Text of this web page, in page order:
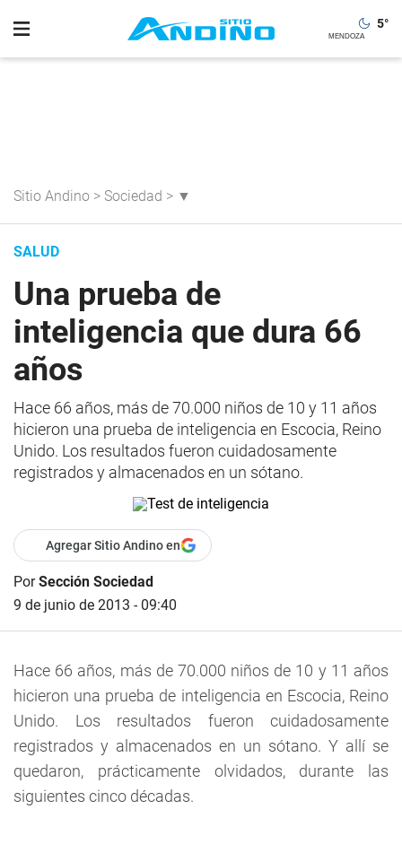
5°
Sitio Andino > Sociedad > ▼
SALUD
Una prueba de
inteligencia que dura 66
años
Hace 66 años, más de 70.000 niños de 10 y 11 años
hicieron una prueba de inteligencia en Escocia, Reino
Unido. Los resultados fueron cuidadosamente
registrados y almacenados en un sótano.
Agregar Sitio Andino en
PorSección Sociedad
9 de junio de 2013 - 09:40
Hace 66 años, más de 70.000 niños de 10 y 11 años
hicieron una prueba de inteligencia en Escocia, Reino
Unido. Los resultados fueron cuidadosamente
registrados y almacenados en un sótano. Y allí se
quedaron, prácticamente olvidados, durante las
siguientes cinco décadas.